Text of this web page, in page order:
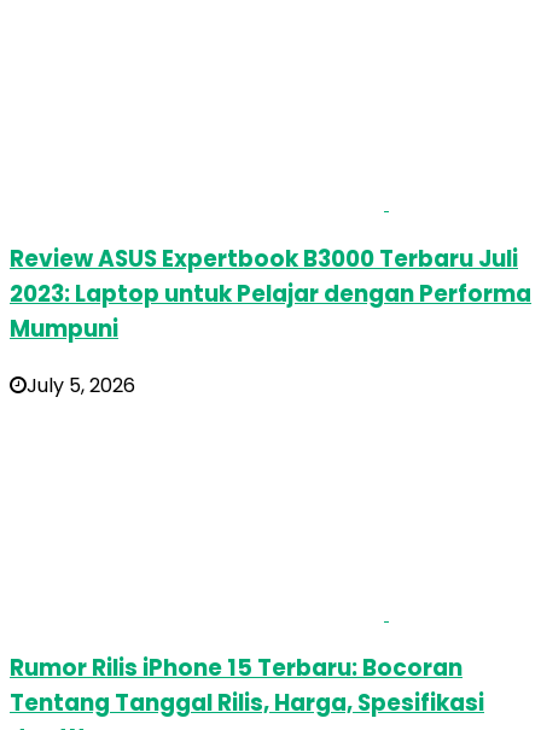
Review ASUS Expertbook B3000 Terbaru Juli
2023: Laptop untuk Pelajar dengan Performa
Mumpuni
July 5, 2026
Rumor Rilis iPhone 15 Terbaru: Bocoran
Tentang Tanggal Rilis, Harga, Spesifikasi